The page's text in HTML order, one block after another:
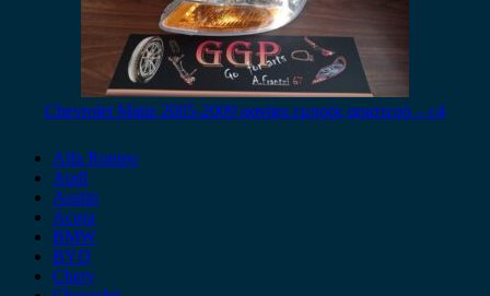
Chevrolet Matiz 2005-2009 φανάρι εμπρός αριστερό – c4
Alfa Romeo
Audi
Austin
Acura
BMW
BYD
Chery